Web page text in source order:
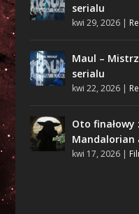
serialu
kwi 29, 2026|
Maul –
serialu
kwi 22, 2026|
Oto
Mandalorian
kwi 17, 2026|